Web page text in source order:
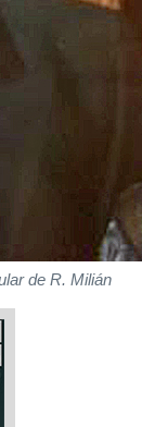
de R. Milián